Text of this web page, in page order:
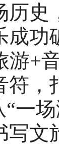
历史
成功
游+
符，
一
写文